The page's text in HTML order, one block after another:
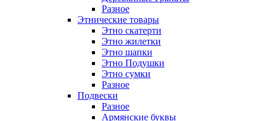
Разное
Этнические товары
Этно скатерти
Этно жилетки
Этно шапки
Этно Подушки
Этно сумки
Разное
Подвески
Разное
Армянские буквы